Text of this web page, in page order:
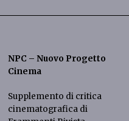
NPC – Nuovo Progetto
Cinema
Supplemento di critica
cinematografica di